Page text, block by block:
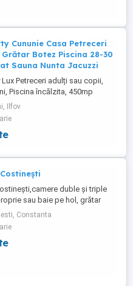
Cununie Casa Petreceri
Grătar Botez Piscina 28-30
Sauna Nunta Jacuzzi
Lux Petreceri adulți sau copii,
Piscina încălzita, 450mp
București ( Berceni- Ilfov) ,
Bolt ,pentru cazare regim
copii, pool party 30 ,
, nunti , botezuri, team building
Ilfov
duble și triple
sau baie pe hol, grătar
proprie , prețuri
de la 150 lei pe noapte,telefon
Constanta